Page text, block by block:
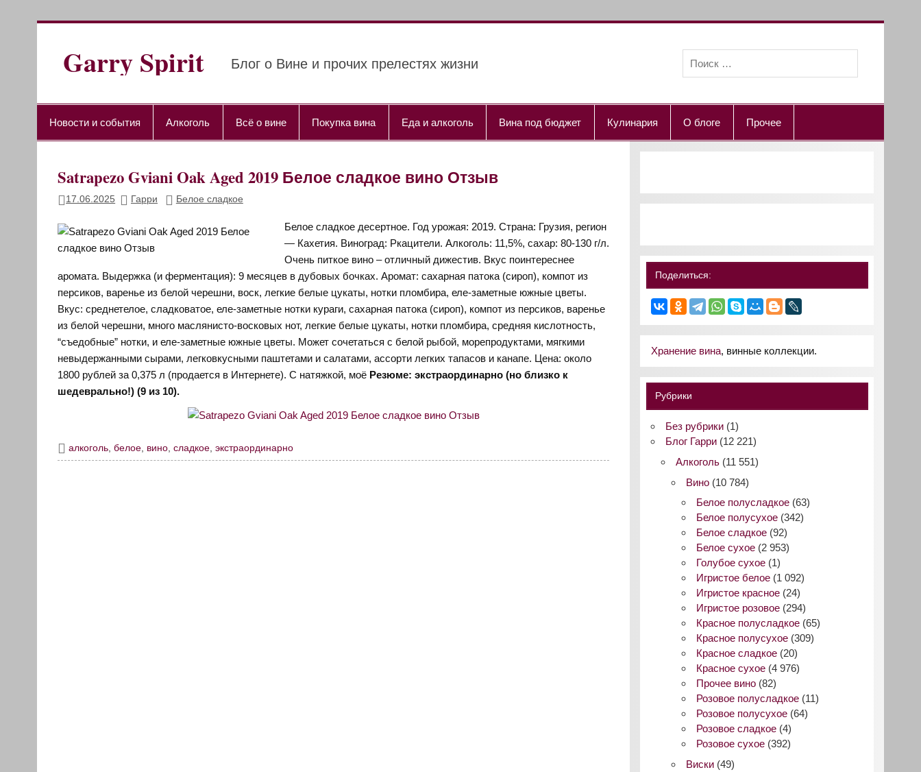
Перейти
Garry Spirit Блог о Вине и прочих прелестях жизни
Новости и события Алкоголь Всё о вине Покупка вина Еда и алкоголь Вина под бюджет Кулинария О блоге Прочее
Satrapezo Gviani Oak Aged 2019 Белое сладкое вино Отзыв
17.06.2025 Гарри Белое сладкое
Белое сладкое десертное. Год урожая: 2019. Страна: Грузия, регион
— Кахетия. Виноград: Ркацители. Алкоголь: 11,5%, сахар: 80-130 г/л.
Очень питкое вино – отличный дижестив. Вкус поинтереснее
аромата. Выдержка (и ферментация): 9 месяцев в дубовых бочках. Аромат: сахарная патока (сироп), компот из
персиков, варенье из белой черешни, воск, легкие белые цукаты, нотки пломбира, еле-заметные южные цветы.
Вкус: среднетелое, сладковатое, еле-заметные нотки кураги, сахарная патока (сироп), компот из персиков, варенье
из белой черешни, много маслянисто-восковых нот, легкие белые цукаты, нотки пломбира, средняя кислотность,
“съедобные” нотки, и еле-заметные южные цветы. Может сочетаться с белой рыбой, морепродуктами, мягкими
невыдержанными сырами, легковкусными паштетами и салатами, ассорти легких тапасов и канапе. Цена: около
1800 рублей за 0,375 л (продается в Интернете). С натяжкой, моё Резюме: экстраординарно (но близко к
шедеврально!) (9 из 10).
алкоголь ,белое вино ,сладкое ,экстраординарно
Поделиться:
Хранение вина, винные коллекции.
Рубрики
Без рубрики(1)
Блог Гарри(12 221)
Алкоголь (11 551)
Вино (10 784)
Белое полусладкое (63)
Белое полусухое (342)
Белое сладкое (92)
Белое сухое (2 953)
Голубое сухое (1)
Игристое белое (1 092)
Игристое красное (24)
Игристое розовое (294)
Красное полусладкое (65)
Красное полусухое (309)
Красное сладкое (20)
Красное сухое (4 976)
Прочее вино (82)
Розовое полусладкое (11)
Розовое полусухое (64)
Розовое сладкое (4)
Розовое сухое (392)
Виски (49)